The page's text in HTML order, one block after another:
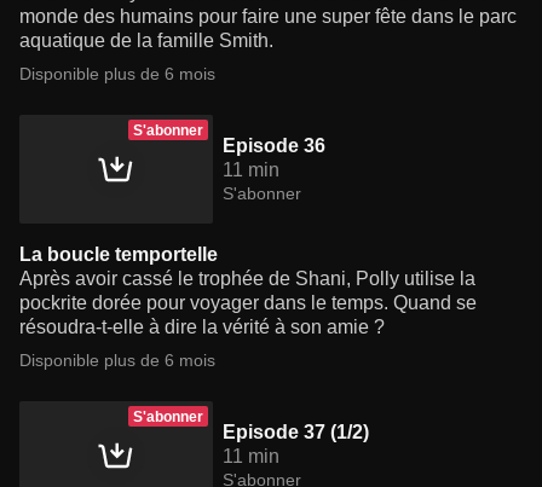
monde des humains pour faire une super fête dans le parc
aquatique de la famille Smith.
Disponible plus de 6 mois
S'abonner
Episode 36
11 min
S'abonner
La boucle temportelle
Après avoir cassé le trophée de Shani, Polly utilise la
pockrite dorée pour voyager dans le temps. Quand se
résoudra-t-elle à dire la vérité à son amie ?
Disponible plus de 6 mois
S'abonner
Episode 37 (1/2)
11 min
S'abonner